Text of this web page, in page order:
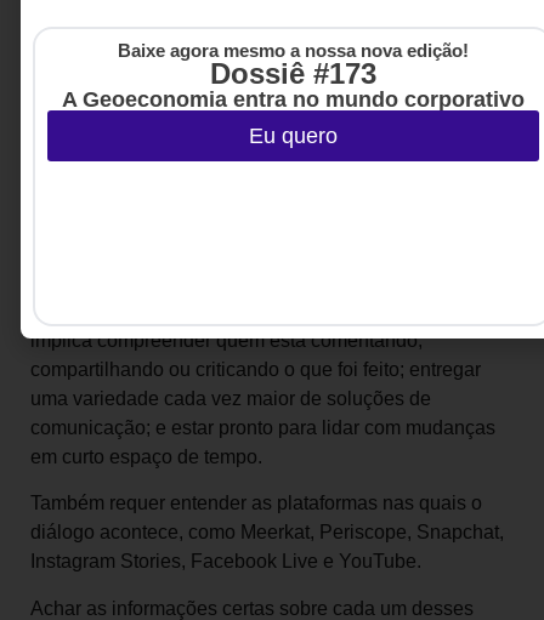
content com a Coca-Cola, no esforço de marketing em
tempo real para os Jogos Olímpicos e Paralímpicos de
2016, e para a Netflix, fazendo a gestão de comunidade
da marca e de todos os produtos originais, como
_House of Cards e Stranger Things._
diálogo e conseguir sentir o pulso da conversa. Isso
implica compreender quem está comentando,
compartilhando ou criticando o que foi feito; entregar
uma variedade cada vez maior de soluções de
comunicação; e estar pronto para lidar com mudanças
em curto espaço de tempo.
Também requer entender as plataformas nas quais o
diálogo acontece, como Meerkat, Periscope, Snapchat,
Instagram Stories, Facebook Live e YouTube.
Achar as informações certas sobre cada um desses
Baixe agora mesmo a nossa nova edição!
Dossiê #173
A Geoeconomia entra no mundo corporativo
Eu quero